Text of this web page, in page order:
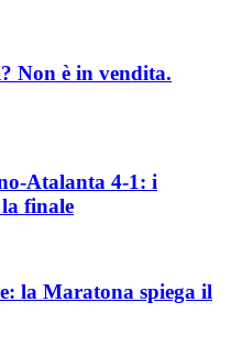
Non è in vendita.
Atalanta 4-1: i
finale
la Maratona spiega il